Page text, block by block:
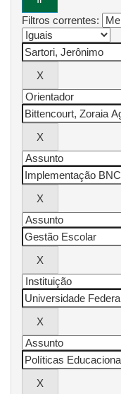
Filtros correntes: